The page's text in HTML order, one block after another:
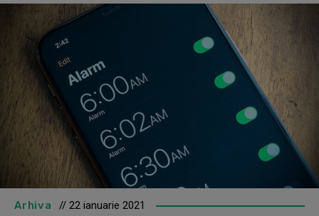
Arhiva // 22 ianuarie 2021